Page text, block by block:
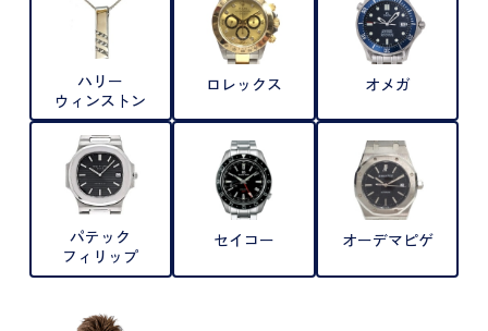
ハリー
ウィンストン
ロレックス オメガ
パテック
フィリップ
セイコー オーデマピゲ